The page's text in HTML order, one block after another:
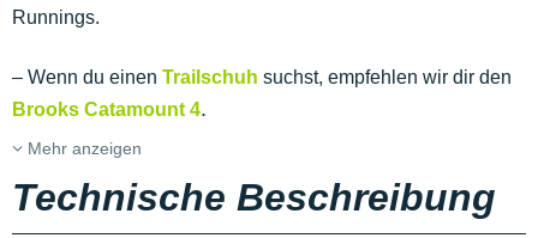
Runnings.
– Wenn du einen Trailschuh suchst, empfehlen wir dir den
Brooks Catamount 4.
Mehr anzeigen
Technische Beschreibung